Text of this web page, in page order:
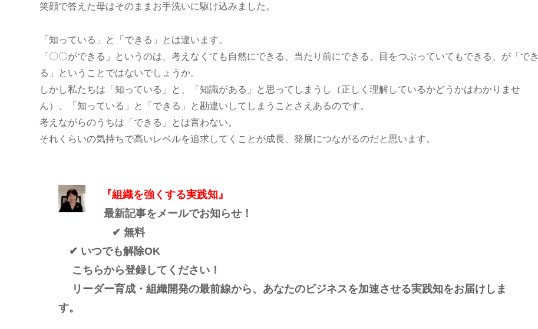
笑顔で答えた母はそのままお手洗いに駆け込みました。
「知っている」と「できる」とは違います。
「〇〇ができる」というのは、考えなくても自然にできる、当たり前にできる、目をつぶっていてもできる、が「でき
る」ということではないでしょうか。
しかし私たちは「知っている」と、「知識がある」と思ってしまうし（正しく理解しているかどうかはわかりませ
ん）、「知っている」と「できる」と勘違いしてしまうことさえあるのです。
考えながらのうちは「できる」とは言わない。
それくらいの気持ちで高いレベルを追求してくことが成長、発展につながるのだと思います。
『組織を強くする実践知』
最新記事をメールでお知らせ！
✔ 無料
✔ いつでも解除OK
こちらから登録してください！
リーダー育成・組織開発の最前線から、あなたのビジネスを加速させる実践知をお届けしま
す。